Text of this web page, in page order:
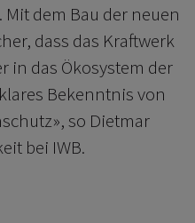
dem Bau der neuen
dass das Kraftwerk
in das Ökosystem der
Bekenntnis von
so Dietmar
bei IWB.